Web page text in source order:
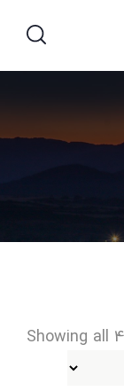
Showing all